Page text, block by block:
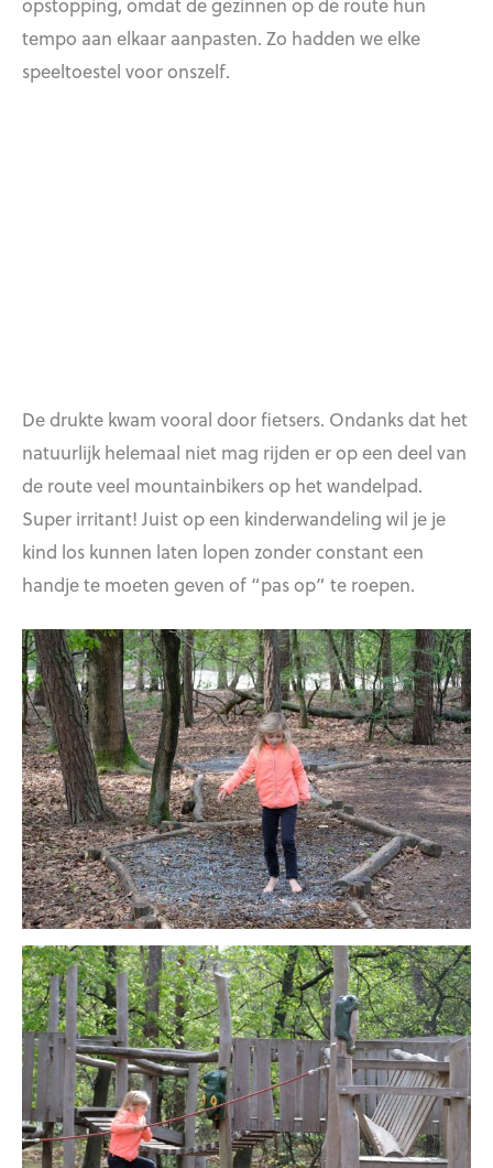
tempo aan elkaar aanpasten. Zo hadden we elke
speeltoestel voor onszelf.
De drukte kwam vooral door fietsers. Ondanks dat het
natuurlijk helemaal niet mag rijden er op een deel van
de route veel mountainbikers op het wandelpad.
Super irritant! Juist op een kinderwandeling wil je je
kind los kunnen laten lopen zonder constant een
handje te moeten geven of “pas op” te roepen.